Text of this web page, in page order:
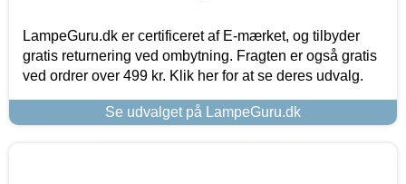
LampeGuru.dk er certificeret af E-mærket, og tilbyder
gratis returnering ved ombytning. Fragten er også gratis
ved ordrer over 499 kr. Klik her for at se deres udvalg.
Se udvalget på LampeGuru.dk